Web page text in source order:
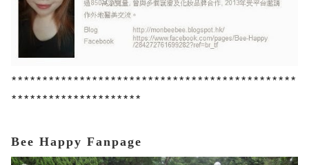
**********************************************
*********************
Bee Happy Fanpage